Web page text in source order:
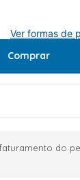
Ver formas de
Comprar
do